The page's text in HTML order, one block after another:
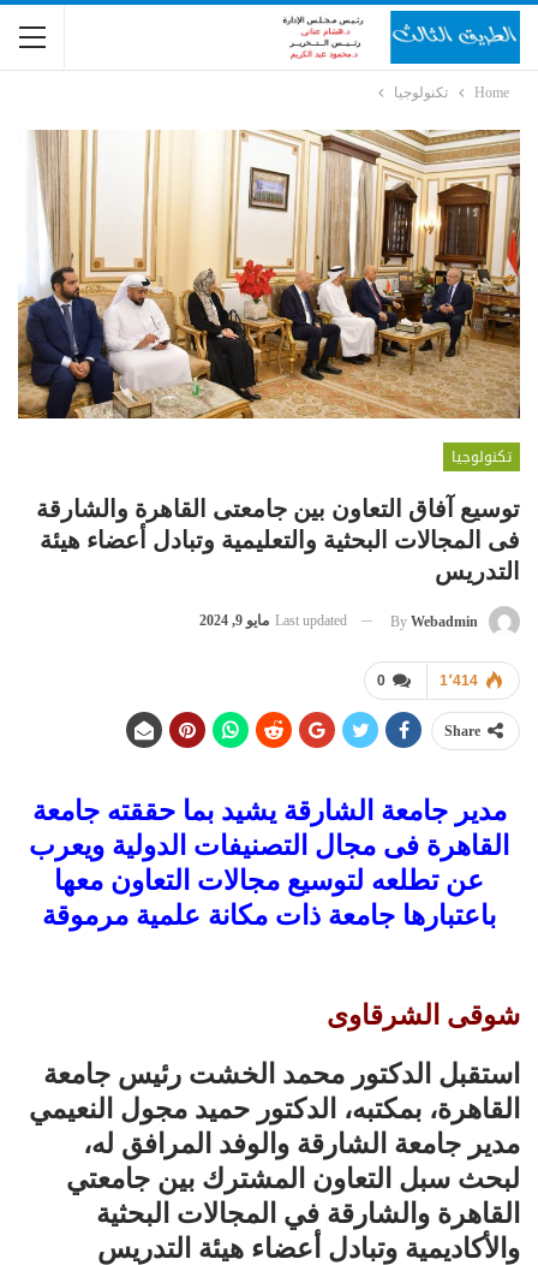
Home تكنولوجيا
تكنولوجيا
توسيع آفاق التعاون بين جامعتى القاهرة والشارقة
فى المجالات البحثية والتعليمية وتبادل أعضاء هيئة
التدريس
By Webadmin
Last updated مايو 9, 2024
0 1٬414
Share
مدير جامعة الشارقة يشيد بما حققته جامعة
القاهرة فى مجال التصنيفات الدولية ويعرب
عن تطلعه لتوسيع مجالات التعاون معها
باعتبارها جامعة ذات مكانة علمية مرموقة
شوقى الشرقاوى
استقبل الدكتور محمد الخشت رئيس جامعة
القاهرة، بمكتبه، الدكتور حميد مجول النعيمي
مدير جامعة الشارقة والوفد المرافق له،
لبحث سبل التعاون المشترك بين جامعتي
القاهرة والشارقة في المجالات البحثية
والأكاديمية وتبادل أعضاء هيئة التدريس